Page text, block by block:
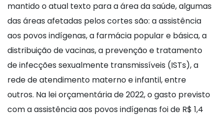
mantido o atual texto para a área da saúde, algumas
das áreas afetadas pelos cortes são: a assistência
aos povos indígenas, a farmácia popular e básica, a
distribuição de vacinas, a prevenção e tratamento
de infecções sexualmente transmissíveis (ISTs), a
rede de atendimento materno e infantil, entre
outros. Na lei orçamentária de 2022, o gasto previsto
com a assistência aos povos indígenas foi de R$ 1,4